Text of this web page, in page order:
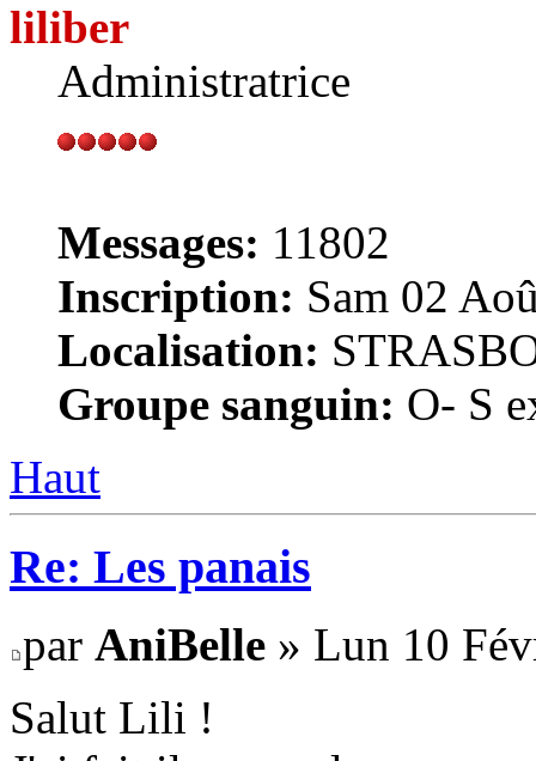
liliber
Administratrice
Messages: 11802
Inscription: Sam 02
Localisation:
Groupe sanguin: O- S
Haut
Re: Les panais
par AniBelle » Lun 10
Salut Lili !